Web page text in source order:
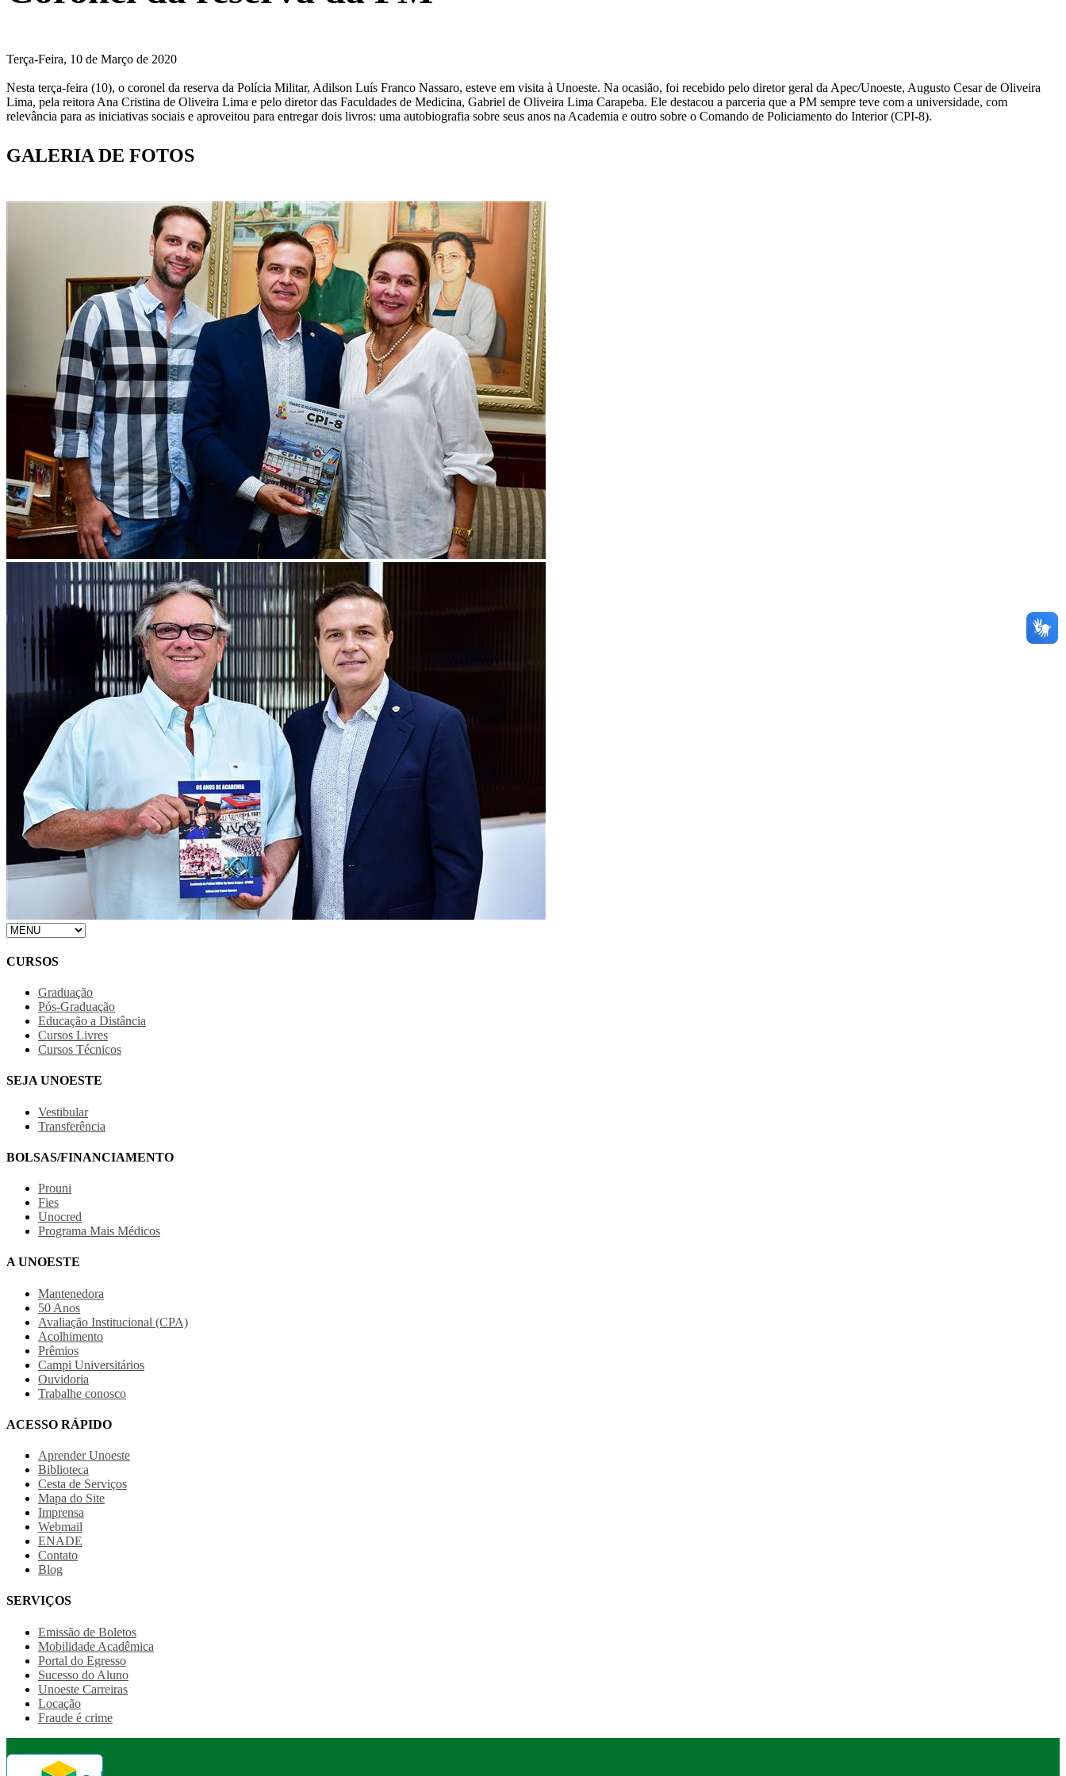
Terça-Feira, 10 de Março de 2020
Nesta terça-feira (10), o coronel da reserva da Polícia Militar, Adilson Luís Franco Nassaro, esteve em visita à Unoeste. Na ocasião, foi recebido pelo diretor geral da Apec/Unoeste, Augusto Cesar de Oliveira
Lima, pela reitora Ana Cristina de Oliveira Lima e pelo diretor das Faculdades de Medicina, Gabriel de Oliveira Lima Carapeba. Ele destacou a parceria que a PM sempre teve com a universidade, com
relevância para as iniciativas sociais e aproveitou para entregar dois livros: uma autobiografia sobre seus anos na Academia e outro sobre o Comando de Policiamento do Interior (CPI-8).
GALERIA DE FOTOS
CURSOS
Graduação
Pós-Graduação
Educação a Distância
Cursos Livres
Cursos Técnicos
SEJA UNOESTE
Vestibular
Transferência
BOLSAS/FINANCIAMENTO
Prouni
Fies
Unocred
Programa Mais Médicos
A UNOESTE
Mantenedora
50 Anos
Avaliação Institucional (CPA)
Acolhimento
Prêmios
Campi Universitários
Ouvidoria
Trabalhe conosco
ACESSO RÁPIDO
Aprender Unoeste
Biblioteca
Cesta de Serviços
Mapa do Site
Imprensa
Webmail
ENADE
Contato
Blog
SERVIÇOS
Emissão de Boletos
Mobilidade Acadêmica
Portal do Egresso
Sucesso do Aluno
Unoeste Carreiras
Locação
Fraude é crime